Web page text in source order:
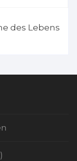
des Lebens